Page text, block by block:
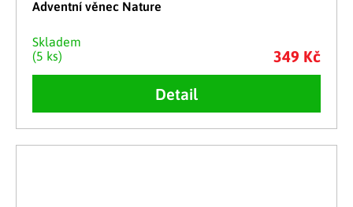
Adventní věnec Nature
Skladem
(5 ks)
349 Kč
Detail